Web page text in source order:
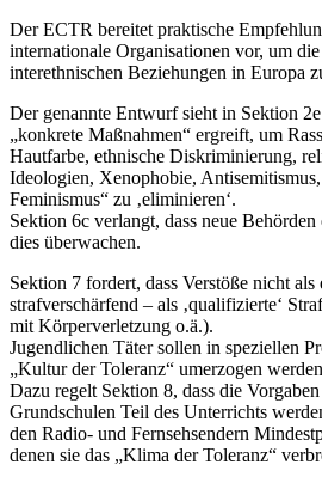
Der ECTR bereitet praktische
internationale Organisationen vor, um
interethnischen Beziehungen in Europa
Der genannte Entwurf sieht in Sektion
„konkrete Maßnahmen“ ergreift, um
Hautfarbe, ethnische Diskriminierung,
Ideologien, Xenophobie,
Feminismus“ zu ‚eliminieren‘.
Sektion 6c verlangt, dass neue
dies überwachen.
Sektion 7 fordert, dass Verstöße nicht als
strafverschärfend – als ‚qualifizierte‘
mit Körperverletzung o.ä.).
Jugendlichen Täter sollen in speziellen
„Kultur der Toleranz“ umerzogen
Dazu regelt Sektion 8, dass die
Grundschulen Teil des Unterrichts
den Radio- und Fernsehsendern
denen sie das „Klima der Toleranz“